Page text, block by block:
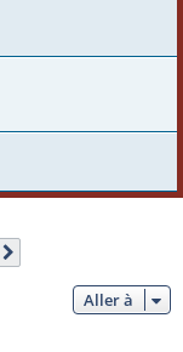
Aller à